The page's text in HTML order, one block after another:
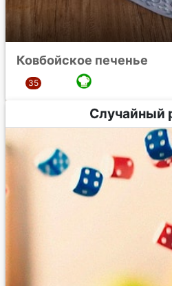
Ковбойское печенье
Случайный